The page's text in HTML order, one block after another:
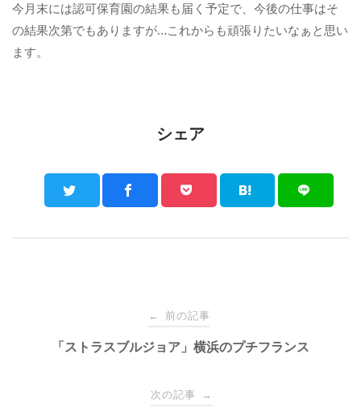
今月末には認可保育園の結果も届く予定で、今後の仕事はそ
の結果次第でもありますが…これからも頑張りたいなぁと思い
ます。
シェア
navigation
← 前の記事
「ストラスブルジョア」横浜のプチフランス
次の記事 →